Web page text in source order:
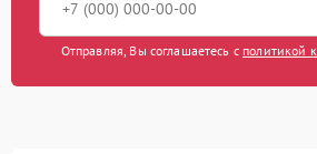
Отправляя, Вы соглашаетесь с политикой